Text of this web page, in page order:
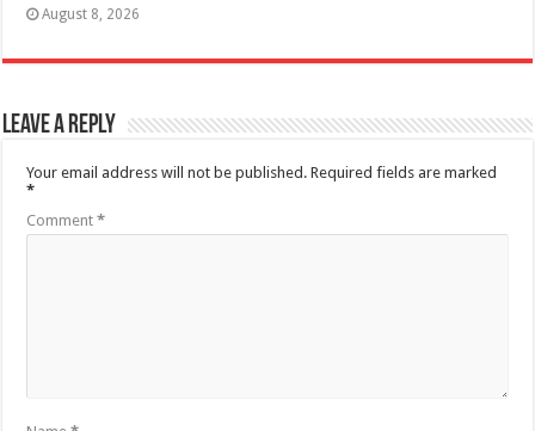
August 8, 2026
Leave a Reply
Your email address will not be published. Required fields are marked
*
Comment*